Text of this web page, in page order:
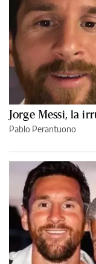
Jorge Messi, la
Pablo Perantuono